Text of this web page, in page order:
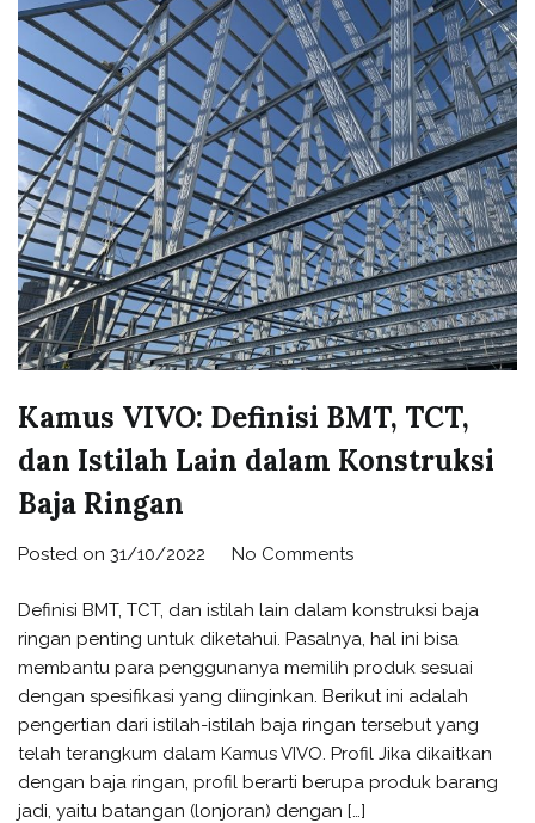
Kamus VIVO: Definisi BMT, TCT,
dan Istilah Lain dalam Konstruksi
Baja Ringan
Posted on 31/10/2022 No Comments
Definisi BMT, TCT, dan istilah lain dalam konstruksi baja
ringan penting untuk diketahui. Pasalnya, hal ini bisa
membantu para penggunanya memilih produk sesuai
dengan spesifikasi yang diinginkan. Berikut ini adalah
pengertian dari istilah-istilah baja ringan tersebut yang
telah terangkum dalam Kamus VIVO. Profil Jika dikaitkan
dengan baja ringan, profil berarti berupa produk barang
jadi, yaitu batangan (lonjoran) dengan […]